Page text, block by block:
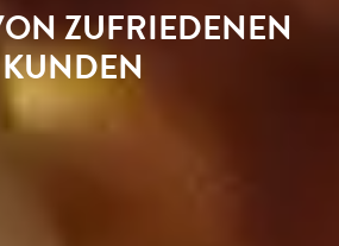
ZUFRIEDENEN
KUNDEN